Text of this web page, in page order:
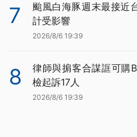
7
颱風白海豚週末最接近
計受影響
2026/8/6 19:39
8
律師與掮客合謀誆可購
檢起訴17人
2026/8/6 19:39